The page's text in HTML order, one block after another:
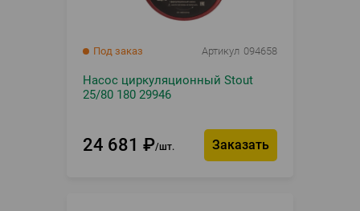
Под заказ Артикул 094658
Насос циркуляционный Stout
25/80 180 29946
24 681 ₽ шт. Заказать